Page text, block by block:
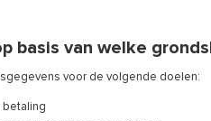
basis van welke
voor de volgende doelen:
betaling